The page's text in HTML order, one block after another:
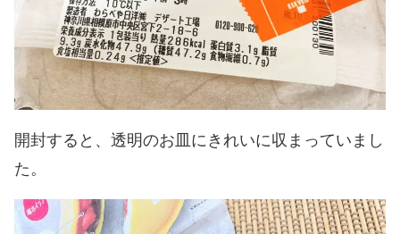
開封すると、透明のお皿にきれいに収まっていまし
た。